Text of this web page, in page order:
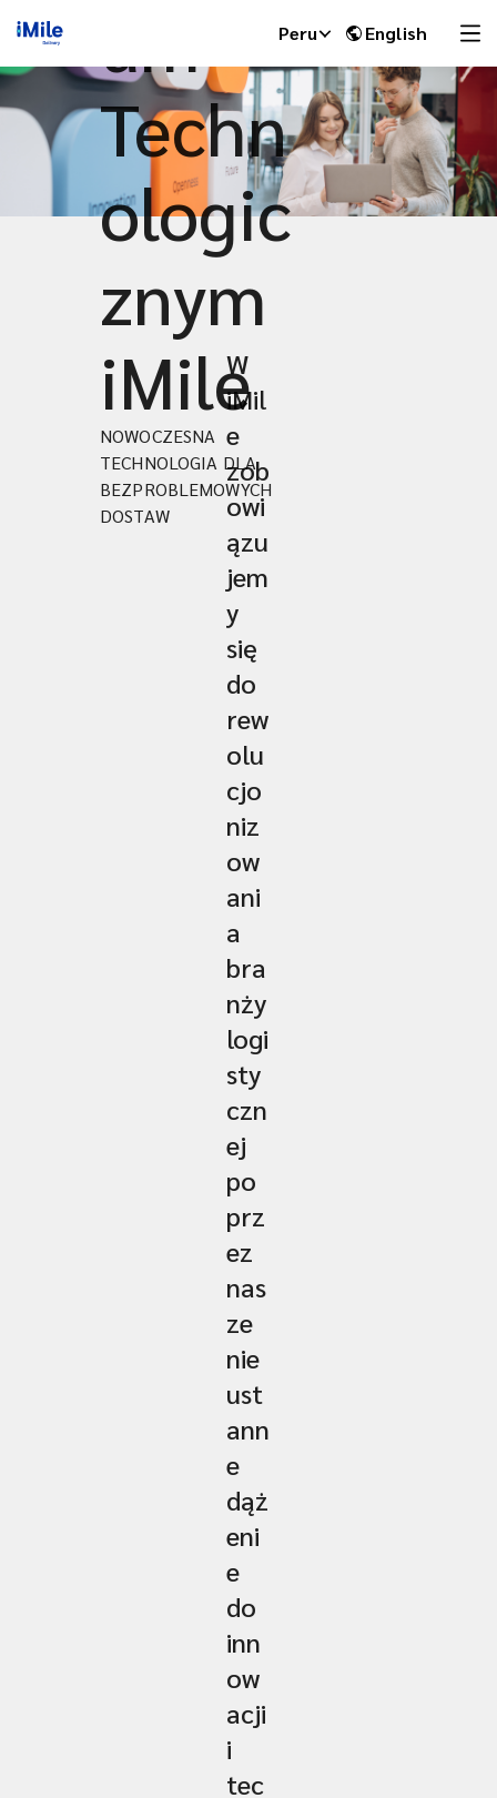
Peru English
um
Techn
ologic
znym
iMile
NOWOCZESNA
TECHNOLOGIA DLA
BEZPROBLEMOWYCH
DOSTAW
W
iMil
e
zob
owi
ązu
jem
y
się
do
rew
olu
cjo
niz
ow
ani
a
bra
nży
logi
sty
czn
ej
po
prz
ez
nas
ze
nie
ust
ann
e
dąż
eni
e
do
inn
ow
acji
i
tec
iMile Chat